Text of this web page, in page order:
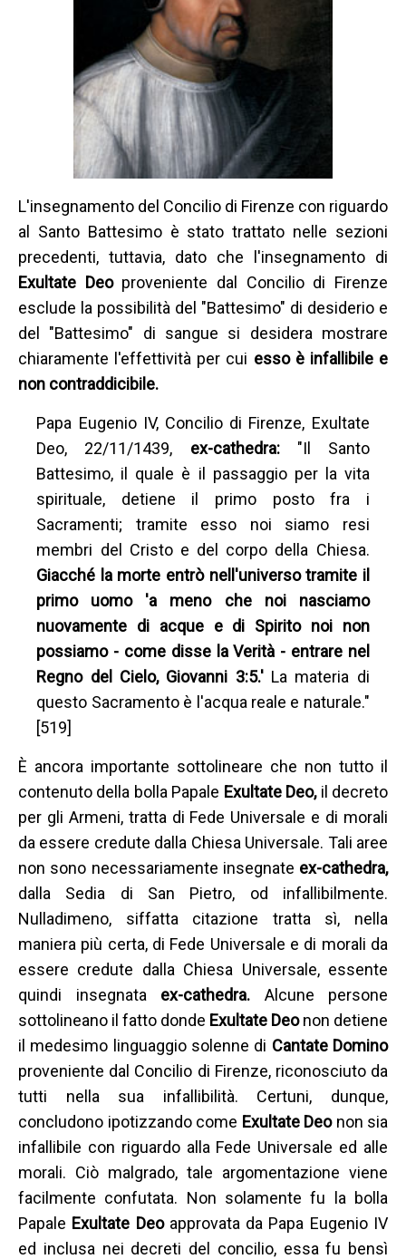
L'insegnamento del Concilio di Firenze con riguardo
al Santo Battesimo è stato trattato nelle sezioni
precedenti, tuttavia, dato che l'insegnamento di
Exultate Deo proveniente dal Concilio di Firenze
esclude la possibilità del "Battesimo" di desiderio e
del "Battesimo" di sangue si desidera mostrare
chiaramente l'effettività per cui esso è infallibile e
non contraddicibile.
Papa Eugenio IV, Concilio di Firenze, Exultate
Deo, 22/11/1439, ex-cathedra: "Il Santo
Battesimo, il quale è il passaggio per la vita
spirituale, detiene il primo posto fra i
Sacramenti; tramite esso noi siamo resi
membri del Cristo e del corpo della Chiesa.
Giacché la morte entrò nell'universo tramite il
primo uomo 'a meno che noi nasciamo
nuovamente di acque e di Spirito noi non
possiamo - come disse la Verità - entrare nel
Regno del Cielo, Giovanni 3:5.'La materia di
questo Sacramento è l'acqua reale e naturale."
[519]
È ancora importante sottolineare che non tutto il
contenuto della bolla Papale Exultate Deo, il decreto
per gli Armeni, tratta di Fede Universale e di morali
da essere credute dalla Chiesa Universale. Tali aree
non sono necessariamente insegnate ex-cathedra,
dalla Sedia di San Pietro, od infallibilmente.
Nulladimeno, siffatta citazione tratta sì, nella
maniera più certa, di Fede Universale e di morali da
essere credute dalla Chiesa Universale, essente
quindi insegnata ex-cathedra. Alcune persone
sottolineano il fatto donde Exultate Deonon detiene
il medesimo linguaggio solenne di Cantate Domino
proveniente dal Concilio di Firenze, riconosciuto da
tutti nella sua infallibilità. Certuni, dunque,
concludono ipotizzando come Exultate Deo non sia
infallibile con riguardo alla Fede Universale ed alle
morali. Ciò malgrado, tale argomentazione viene
facilmente confutata. Non solamente fu la bolla
Papale Exultate Deo approvata da Papa Eugenio IV
ed inclusa nei decreti del concilio, essa fu bensì